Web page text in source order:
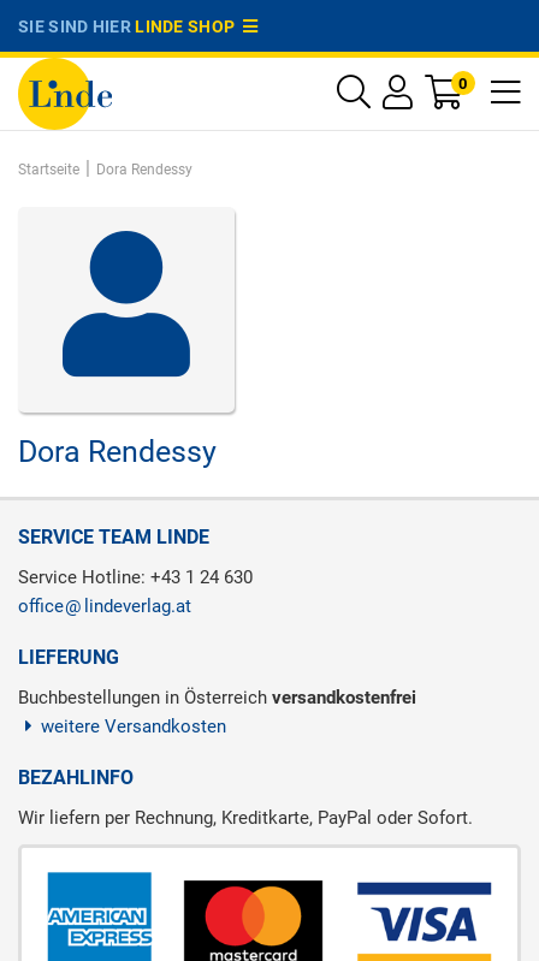
SIE SIND HIERLINDE SHOP
0
Startseite | Dora Rendessy
Dora Rendessy
SERVICE TEAM LINDE
Service Hotline: +43 1 24 630
office
lindeverlag.at
LIEFERUNG
Buchbestellungen in Österreich versandkostenfrei
weitere Versandkosten
BEZAHLINFO
Wir liefern per Rechnung, Kreditkarte, PayPal oder Sofort.